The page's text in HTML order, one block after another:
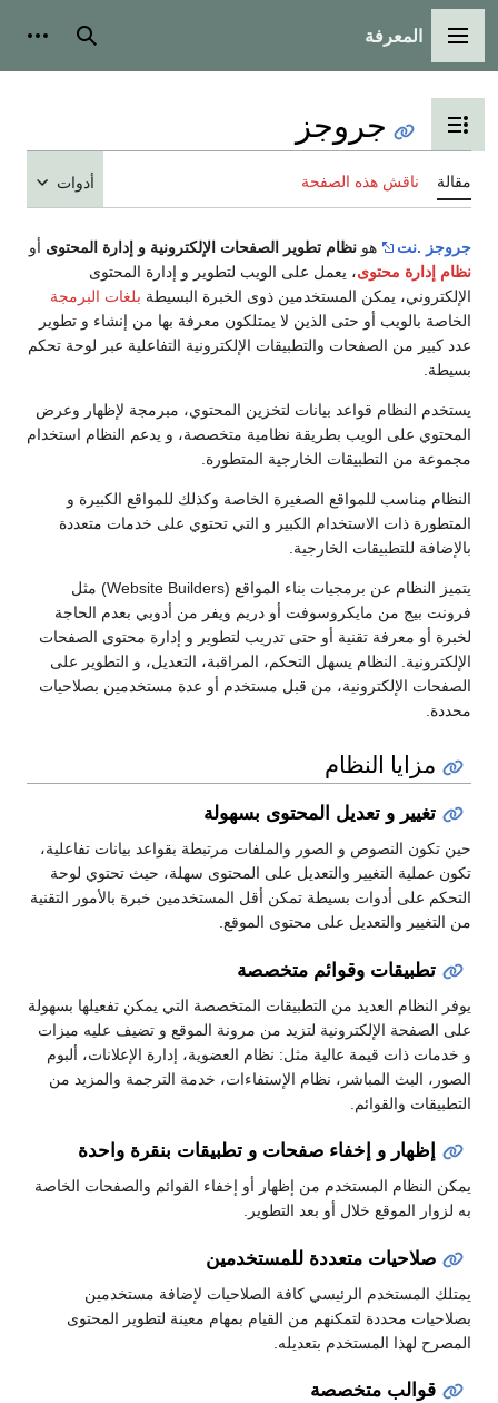
القائمة الرئيسية
المعرفة بحث
تبديل عرض جدول المحتويات
جروجز
مقالة ناقش هذه الصفحة أدوات
جروجز .نت هو نظام تطوير الصفحات الإلكترونية و إدارة المحتوى أو
نظام إدارة محتوى، يعمل على الويب لتطوير و إدارة المحتوى
الإلكتروني، يمكن المستخدمين ذوى الخبرة البسيطة بلغات البرمجة
الخاصة بالويب أو حتى الذين لا يمتلكون معرفة بها من إنشاء و تطوير
عدد كبير من الصفحات والتطبيقات الإلكترونية التفاعلية عبر لوحة تحكم
بسيطة.
يستخدم النظام قواعد بيانات لتخزين المحتوي، مبرمجة لإظهار وعرض
المحتوي على الويب بطريقة نظامية متخصصة، و يدعم النظام استخدام
مجموعة من التطبيقات الخارجية المتطورة.
النظام مناسب للمواقع الصغيرة الخاصة وكذلك للمواقع الكبيرة و
المتطورة ذات الاستخدام الكبير و التي تحتوي على خدمات متعددة
بالإضافة للتطبيقات الخارجية.
يتميز النظام عن برمجيات بناء المواقع (Website Builders) مثل
فرونت بيج من مايكروسوفت أو دريم ويفر من أدوبي بعدم الحاجة
لخبرة أو معرفة تقنية أو حتى تدريب لتطوير و إدارة محتوى الصفحات
الإلكترونية. النظام يسهل التحكم، المراقبة، التعديل، و التطوير على
الصفحات الإلكترونية، من قبل مستخدم أو عدة مستخدمين بصلاحيات
محددة.
مزايا النظام
تغيير و تعديل المحتوى بسهولة
حين تكون النصوص و الصور والملفات مرتبطة بقواعد بيانات تفاعلية،
تكون عملية التغيير والتعديل على المحتوى سهلة، حيث تحتوي لوحة
التحكم على أدوات بسيطة تمكن أقل المستخدمين خبرة بالأمور التقنية
من التغيير والتعديل على محتوى الموقع.
تطبيقات وقوائم متخصصة
يوفر النظام العديد من التطبيقات المتخصصة التي يمكن تفعيلها بسهولة
على الصفحة الإلكترونية لتزيد من مرونة الموقع و تضيف عليه ميزات
و خدمات ذات قيمة عالية مثل: نظام العضوية، إدارة الإعلانات، ألبوم
الصور، البث المباشر، نظام الإستفاءات، خدمة الترجمة والمزيد من
التطبيقات والقوائم.
إظهار و إخفاء صفحات و تطبيقات بنقرة واحدة
يمكن النظام المستخدم من إظهار أو إخفاء القوائم والصفحات الخاصة
به لزوار الموقع خلال أو بعد التطوير.
صلاحيات متعددة للمستخدمين
يمتلك المستخدم الرئيسي كافة الصلاحيات لإضافة مستخدمين
بصلاحيات محددة لتمكنهم من القيام بمهام معينة لتطوير المحتوى
المصرح لهذا المستخدم بتعديله.
قوالب متخصصة